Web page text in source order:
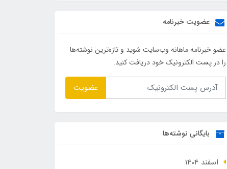
عضویت خبرنامه
عضو خبرنامه ماهانه وب‌سایت شوید و تازه‌ترین نوشته‌ها
را در پست الکترونیک خود دریافت کنید.
عضویت
بایگانی نوشته‌ها
اسفند 1404